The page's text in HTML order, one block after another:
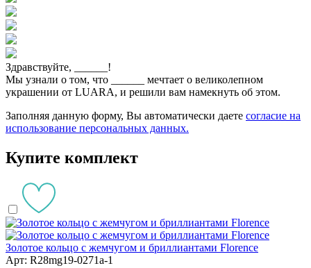
Здравствуйте,
!
Мы узнали о том, что
мечтает о великолепном
украшении от LUARA, и решили вам намекнуть об этом.
Заполняя данную форму, Вы автоматически даете согласие на
использование персональных данных.
Купите комплект
Золотое кольцо с жемчугом и бриллиантами Florence
Арт: R28mg19-0271a-1